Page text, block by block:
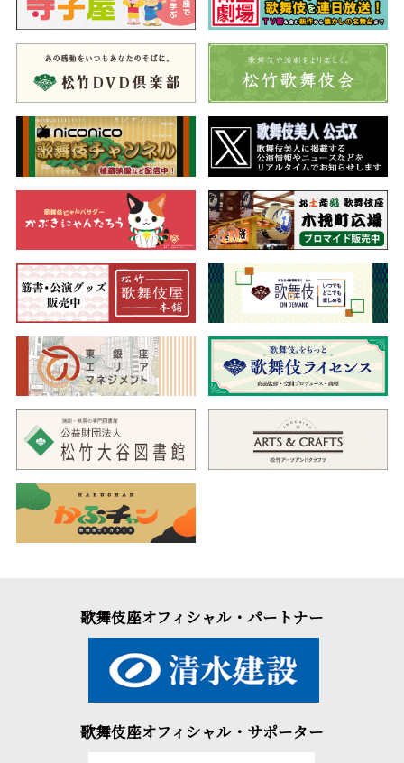
金品財産を散々に巻き上げてきた博奕打ちが通りかかり捕らえま
市川猿翁が自ら筆を執り、昭和45（1970）年9月に自主公演
「春秋会」で初演。平成23（2011）年に猿之助が自身の会で41年
ぶりに復活上演しました。
第三部
夏祭浪花鑑 （なつまつりなにわかがみ）
大坂の風情があふれる義太夫狂言の名作
が、浜田家家臣、玉島兵太夫の執り成しで死罪を免れます。団七
は玉島兵太夫の子息磯之丞と恋仲の傾城琴浦の危急を救おうとし
ますが、一寸徳兵衛が立ちはだかります。争ううちに団七の女房
お梶の仲裁によって互いの主筋が同じであるとわかり、団七と徳
兵衛は義兄弟の契りを結びます。
一方、誤って人を殺めた磯之丞と琴浦を匿っている釣舟三婦。
磯之丞を国許へ帰すのに若く美しい徳兵衛の女房お辰を同道させ
ることに難色を示しますが、お辰は鉄弓で自らの顔を傷付けて、
その役を引き受けます。ところが、金に目のくらんだ団七の舅三
河屋義平次は琴浦を連れ去ってしまい、その舅の悪事を知った団
七は…。
盛夏の大坂を舞台に恩人の息子とその恋人のために奔走する
人々の心意気を描いた、義太夫狂言の名作です。
歌舞伎座オフィシャル・パートナー
歌舞伎座オフィシャル・サポーター